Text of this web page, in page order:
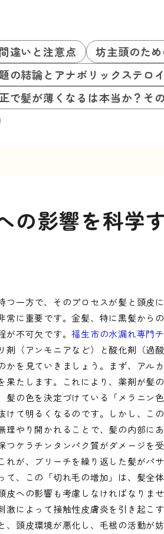
違いと注意点
坊主頭のた
の結論とアナボリックステロ
で髪が薄くなるは本当か？そ
の影響を科学
一方で、そのプロセスが髪と頭皮
に重要です。金髪、特に黒髪から
が不可欠です。福生市の水漏れ専門
剤（アンモニアなど）と酸化剤（過
を見ていきましょう。まず、アル
たします。これにより、薬剤が髪
髪の色を決定づけている「メラニン
て明るくなるのです。しかし、こ
やり開かれることで、髪の内部に
ケラチンタンパク質がダメージを
が、ブリーチを繰り返した髪がパ
て、この「切れ毛の増加」は、髪全
皮への影響も考慮しなければなりま
激によって接触性皮膚炎を引き起こ
頭皮環境が悪化し、毛根の活動が